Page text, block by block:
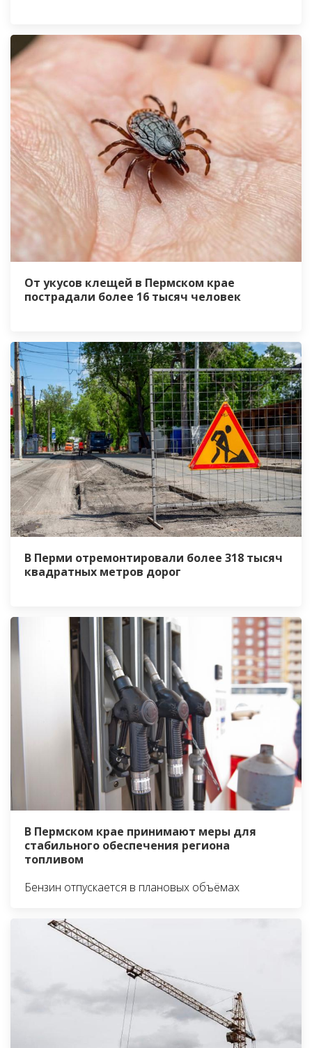
От укусов клещей в Пермском крае
пострадали более 16 тысяч человек
В Перми отремонтировали более 318 тысяч
квадратных метров дорог
В Пермском крае принимают меры для
стабильного обеспечения региона
топливом
Бензин отпускается в плановых объёмах